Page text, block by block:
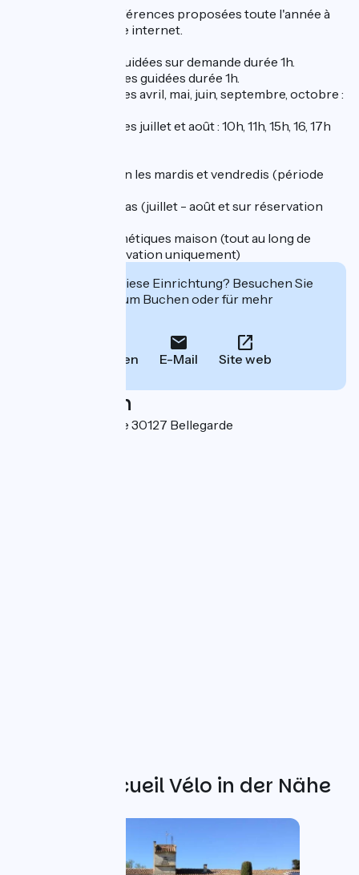
Animations et conférences proposées toute l'année à
découvrir sur le site internet.
- Visites groupes guidées sur demande durée 1h.
- Visites individuelles guidées durée 1h.
- Horaires des visites avril, mai, juin, septembre, octobre :
- Horaires des visites juillet et août : 10h, 11h, 15h, 16, 17h
- Ateliers distillation les mardis et vendredis (période
- Visites apéro-tapas (juillet - août et sur réservation
- Ateliers DIY cosmétiques maison (tout au long de
l'année et sur réservation uniquement)
Interessiert Sie diese Einrichtung? Besuchen Sie
deren Website zum Buchen oder für mehr
Anrufen E-Mail Site web
Localisation
Avenue du Félibrige 30127 Bellegarde
Weitere Accueil Vélo in der Nähe